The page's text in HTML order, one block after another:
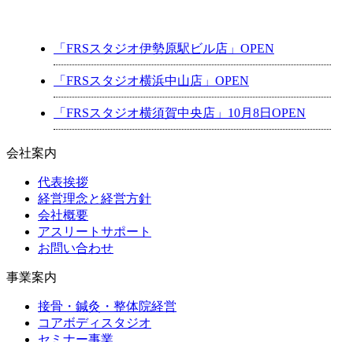
「FRSスタジオ伊勢原駅ビル店」OPEN
「FRSスタジオ横浜中山店」OPEN
「FRSスタジオ横須賀中央店」10月8日OPEN
会社案内
代表挨拶
経営理念と経営方針
会社概要
アスリートサポート
お問い合わせ
事業案内
接骨・鍼灸・整体院経営
コアボディスタジオ